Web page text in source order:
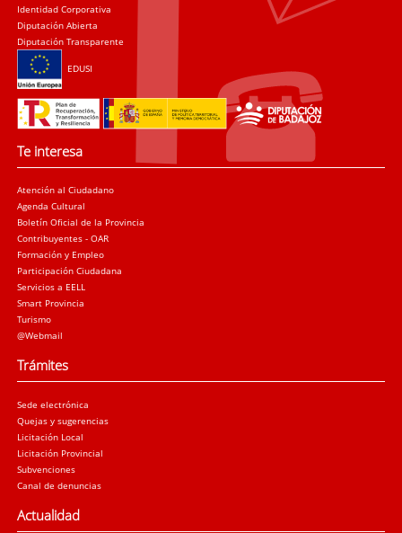
Identidad Corporativa
Diputación Abierta
Diputación Transparente
EDUSI
Te interesa
Atención al Ciudadano
Agenda Cultural
Boletín Oficial de la Provincia
Contribuyentes - OAR
Formación y Empleo
Participación Ciudadana
Servicios a EELL
Smart Provincia
Turismo
@Webmail
Trámites
Sede electrónica
Quejas y sugerencias
Licitación Local
Licitación Provincial
Subvenciones
Canal de denuncias
Actualidad